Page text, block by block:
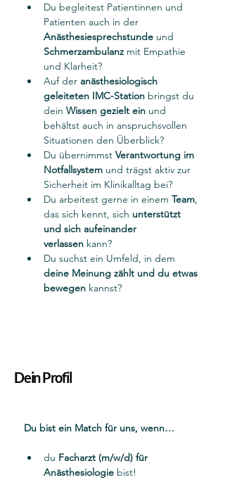
Du begleitest Patientinnen und
Patienten auch in der
Anästhesiesprechstunde und
Schmerzambulanz mit Empathie
und Klarheit?
Auf der anästhesiologisch
geleiteten IMC-Station bringst du
dein Wissen gezielt ein und
behältst auch in anspruchsvollen
Situationen den Überblick?
Du übernimmst Verantwortung im
Notfallsystem und trägst aktiv zur
Sicherheit im Klinikalltag bei?
Du arbeitest gerne in einem Team,
das sich kennt, sich unterstützt
und sich aufeinander
verlassen kann?
Du suchst ein Umfeld, in dem
deine Meinung zählt und du etwas
bewegen kannst?
Dein Profil
Du bist ein Match für uns, wenn…
du Facharzt (m/w/d) für
Anästhesiologie bist!